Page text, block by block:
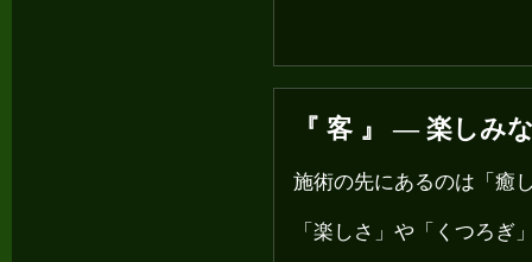
『 客 』 ― 楽しみ
施術の先にあるのは「癒
「楽しさ」や「くつろぎ